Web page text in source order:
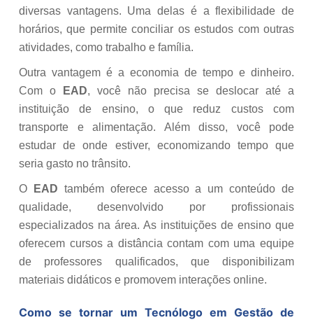
diversas vantagens. Uma delas é a flexibilidade de
horários, que permite conciliar os estudos com outras
atividades, como trabalho e família.
Outra vantagem é a economia de tempo e dinheiro.
Com o
EAD, você não precisa se deslocar até a
instituição de ensino, o que reduz custos com
transporte e alimentação. Além disso, você pode
estudar de onde estiver, economizando tempo que
seria gasto no trânsito.
O EAD também oferece acesso a um conteúdo de
qualidade, desenvolvido por profissionais
especializados na área. As instituições de ensino que
oferecem cursos a distância contam com uma equipe
de professores qualificados, que disponibilizam
materiais didáticos e promovem interações online.
Como se tornar um Tecnólogo em Gestão de